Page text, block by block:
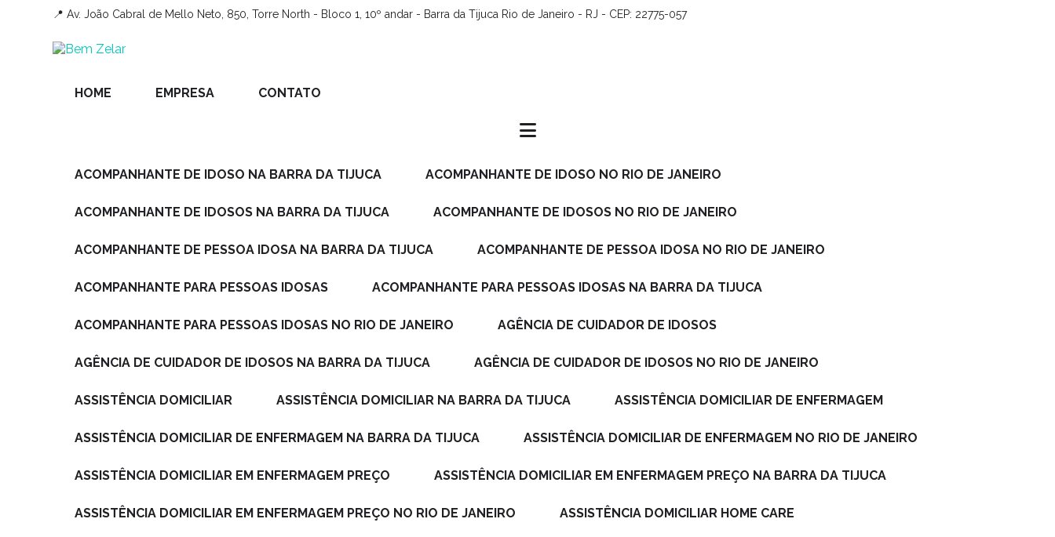
📍 Av. João Cabral de Mello Neto, 850, Torre North - Bloco 1, 10º andar - Barra da Tijuca Rio de Janeiro - RJ - CEP: 22775-057
HOME EMPRESA CONTATO
ACOMPANHANTE DE IDOSO NA BARRA DA TIJUCA ACOMPANHANTE DE IDOSO NO RIO DE JANEIRO
ACOMPANHANTE DE IDOSOS NA BARRA DA TIJUCA ACOMPANHANTE DE IDOSOS NO RIO DE JANEIRO
ACOMPANHANTE DE PESSOA IDOSA NA BARRA DA TIJUCA ACOMPANHANTE DE PESSOA IDOSA NO RIO DE JANEIRO
ACOMPANHANTE PARA PESSOAS IDOSAS ACOMPANHANTE PARA PESSOAS IDOSAS NA BARRA DA TIJUCA
ACOMPANHANTE PARA PESSOAS IDOSAS NO RIO DE JANEIRO AGÊNCIA DE CUIDADOR DE IDOSOS
AGÊNCIA DE CUIDADOR DE IDOSOS NA BARRA DA TIJUCA AGÊNCIA DE CUIDADOR DE IDOSOS NO RIO DE JANEIRO
ASSISTÊNCIA DOMICILIAR ASSISTÊNCIA DOMICILIAR NA BARRA DA TIJUCA ASSISTÊNCIA DOMICILIAR DE ENFERMAGEM
ASSISTÊNCIA DOMICILIAR DE ENFERMAGEM NA BARRA DA TIJUCA ASSISTÊNCIA DOMICILIAR DE ENFERMAGEM NO RIO DE JANEIRO
ASSISTÊNCIA DOMICILIAR EM ENFERMAGEM PREÇO ASSISTÊNCIA DOMICILIAR EM ENFERMAGEM PREÇO NA BARRA DA TIJUCA
ASSISTÊNCIA DOMICILIAR EM ENFERMAGEM PREÇO NO RIO DE JANEIRO ASSISTÊNCIA DOMICILIAR HOME CARE